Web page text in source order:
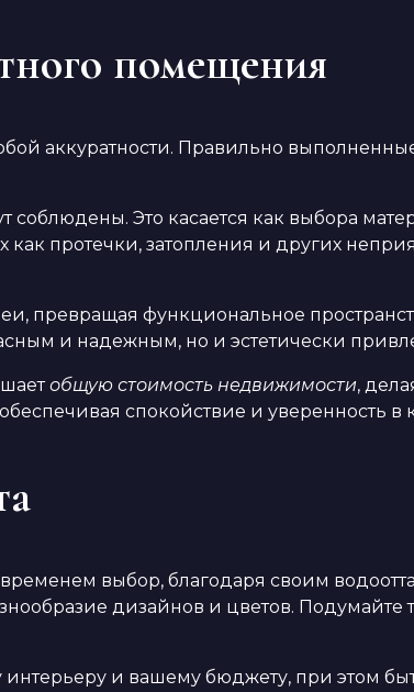
помещения
аккуратности. Правильно
соблюдены. Это касается как выбора
протечки, затопления и других
превращая функциональное
и надежным, но и эстетически
общую стоимость недвижимости,
спокойствие и уверенность в
выбор, благодаря своим
дизайнов и цветов. Подумайте
и вашему бюджету, при этом